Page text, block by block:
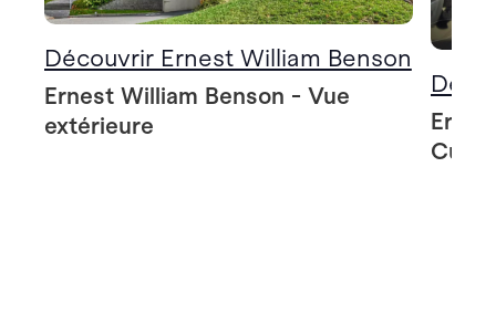
Découvrir Ernest William Benson
Ernest William Benson - Vue
extérieure